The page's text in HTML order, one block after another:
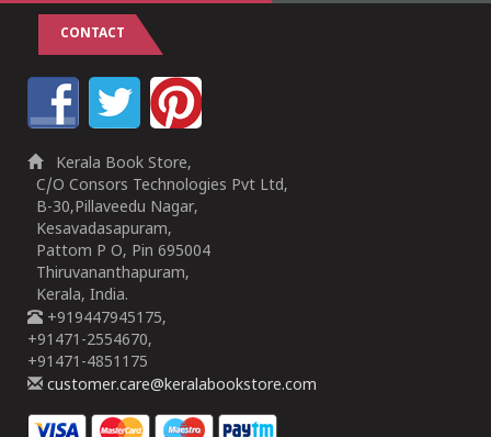
CONTACT
Kerala Book Store,
C/O Consors Technologies Pvt Ltd,
B-30,Pillaveedu Nagar,
Kesavadasapuram,
Pattom P O, Pin 695004
Thiruvananthapuram,
Kerala, India.
+919447945175,
+91471-2554670,
+91471-4851175
customer.care@keralabookstore.com